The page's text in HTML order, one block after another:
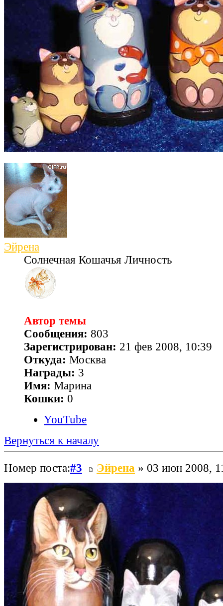
Эйрена
Солнечная Кошачья Личность
Автор темы
Сообщения: 803
Зарегистрирован: 21 фев 2008, 10:39
Откуда: Москва
Награды: 3
Имя: Марина
Кошки: 0
YouTube
Вернуться к началу
Номер поста:#3 Эйрена » 03 июн 2008,